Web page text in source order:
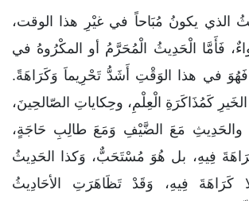
الذي يكونُ مُبَاحاً في غيْرِ هذا الوقت،
فَأَمَّا الْحَدِيثُ الْمُحَرَّمُ أو المكْرُوهُ في
في هذا الوَقْتِ أَشَدُّ تَحْرِيماَ وَكَرَاهَةً.
كَمُذَاكَرَةِ الْعِلْمِ، وحِكاياتِ الصّالحِينَ،
والحَدِيثِ مَعَ الضَّيْفِ وَمَعَ طالِبِ حَاجَةٍ،
فِيهِ، بل هُوَ مُسْتَحَبٌّ، وَكذا الحَدِيثُ
كَرَاهَةَ فِيهِ، وَقَدْ تَظَاهَرَتِ الأحَادِيثُ